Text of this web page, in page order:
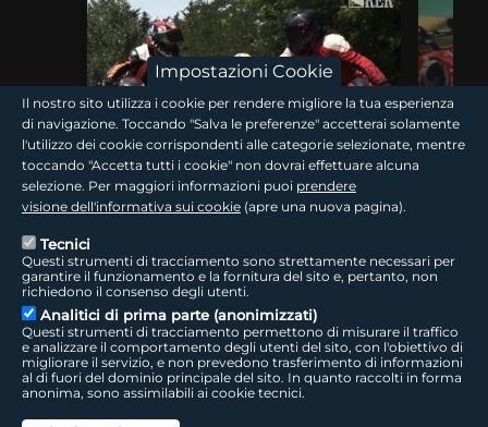
13 min
Traguardi! Cominciare dagli inizi
minimoto del Motor Park di Cattolica, storica fucina
di campioni e giovani promesse, fino al Misano
World…
vetture:
giovani
Impostazioni Cookie
Il nostro sito utilizza i cookie per rendere migliore la tua esperienza
di navigazione. Toccando "Salva le preferenze" accetterai solamente
l'utilizzo dei cookie corrispondenti alle categorie selezionate, mentre
toccando "Accetta tutti i cookie" non dovrai effettuare alcuna
selezione. Per maggiori informazioni puoi prendere
visione dell'informativa sui cookie (apre una nuova pagina).
Tecnici
Questi strumenti di tracciamento sono strettamente necessari per
garantire il funzionamento e la fornitura del sito e, pertanto, non
richiedono il consenso degli utenti.
Analitici di prima parte (anonimizzati)
Questi strumenti di tracciamento permettono di misurare il traffico
e analizzare il comportamento degli utenti del sito, con l'obiettivo di
migliorare il servizio, e non prevedono trasferimento di informazioni
al di fuori del dominio principale del sito. In quanto raccolti in forma
anonima, sono assimilabili ai cookie tecnici.